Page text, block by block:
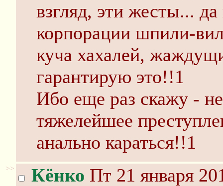
взгляд, эти жесты...
корпорации шпили-
куча хахалей,
гарантирую это!!1
Ибо еще раз скажу -
тяжелейшее
анально караться!!1
>> Кёнко Пт 21 января